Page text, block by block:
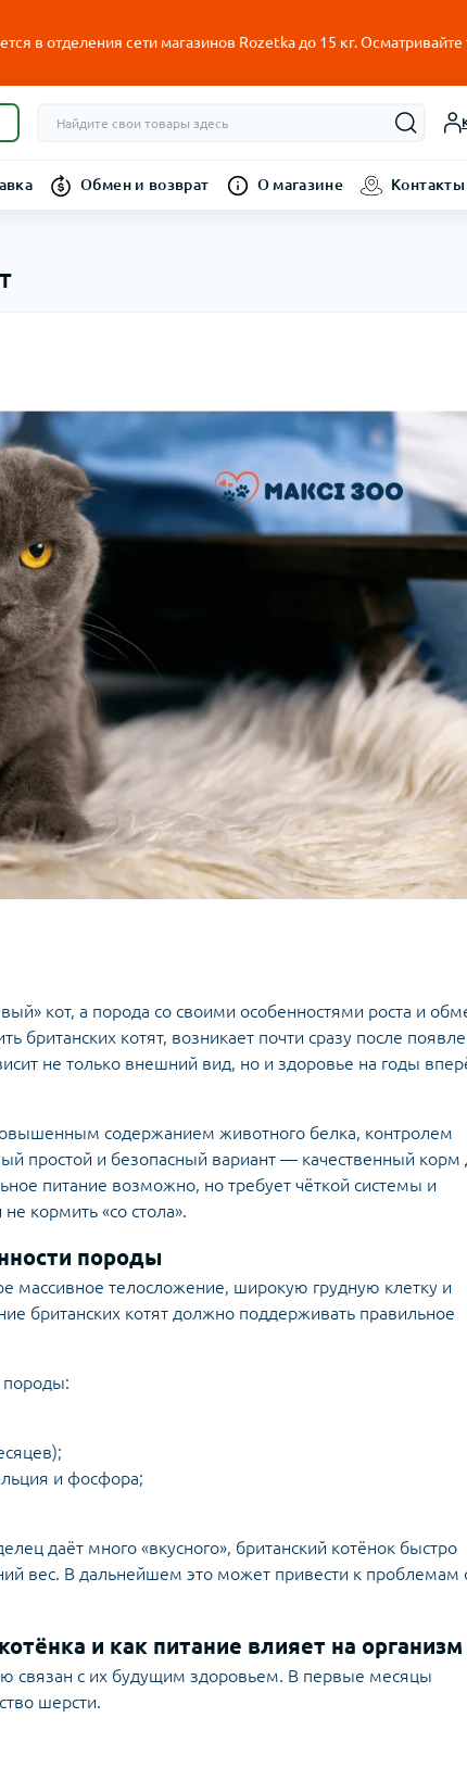
в отделения сети магазинов Rozetka до 15 кг.
Обмен и возврат О магазине Контакты
кот, а порода со своими особенностями роста и
британских котят, возникает почти сразу после
не только внешний вид, но и здоровье на годы
содержанием животного белка, контролем
простой и безопасный вариант — качественный корм
питание возможно, но требует чёткой системы и
кормить «со стола».
породы
массивное телосложение, широкую грудную клетку и
британских котят должно поддерживать правильное
породы:
и фосфора;
даёт много «вкусного», британский котёнок быстро
вес. В дальнейшем это может привести к проблемам
и как питание влияет на организм
связан с их будущим здоровьем. В первые месяцы
шерсти.